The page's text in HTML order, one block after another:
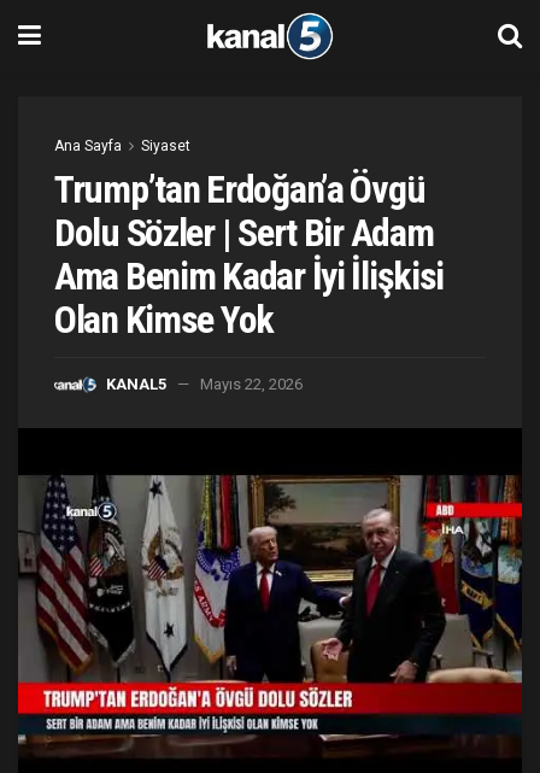
Ana Sayfa Siyaset
Trump’tan Erdoğan’a Övgü
Dolu Sözler | Sert Bir Adam
Ama Benim Kadar İyi İlişkisi
Olan Kimse Yok
KANAL5 Mayıs 22, 2026